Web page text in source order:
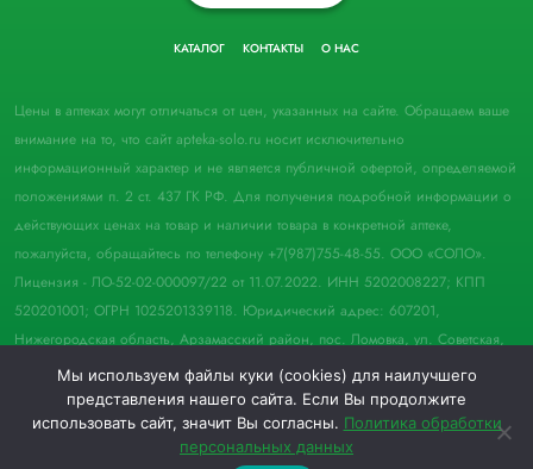
0
КАТАЛОГ КОНТАКТЫ О НАС
Цены в аптеках могут отличаться от цен, указанных на сайте. Обращаем ваше
внимание на то, что сайт apteka-solo.ru носит исключительно
информационный характер и не является публичной офертой, определяемой
положениями п. 2 ст. 437 ГК РФ. Для получения подробной информации о
действующих ценах на товар и наличии товара в конкретной аптеке,
пожалуйста, обращайтесь по телефону +7(987)755-48-55. ООО «СОЛО».
Лицензия - ЛО-52-02-000097/22 от 11.07.2022. ИНН 5202008227; КПП
520201001; ОГРН 1025201339118. Юридический адрес: 607201,
Нижегородская область, Арзамасский район, пос. Ломовка, ул. Советская,
д. 33, пом. 21.
© 2022 Аптека "Соло". Все права защищены.
Мы используем файлы куки (cookies) для наилучшего
представления нашего сайта. Если Вы продолжите
использовать сайт, значит Вы согласны. Политика обработки
персональных данных